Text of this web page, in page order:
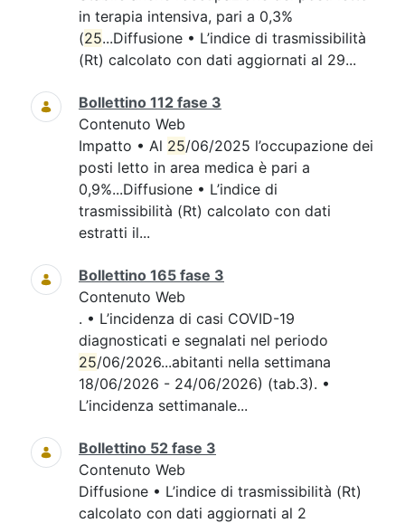
in terapia intensiva, pari a 0,3%
(25...Diffusione • L’indice di trasmissibilità
(Rt) calcolato con dati aggiornati al 29...
Bollettino 112 fase 3
Contenuto Web
Impatto • Al 25/06/2025 l’occupazione dei
posti letto in area medica è pari a
0,9%...Diffusione • L’indice di
trasmissibilità (Rt) calcolato con dati
estratti il...
Bollettino 165 fase 3
Contenuto Web
. • L’incidenza di casi COVID-19
diagnosticati e segnalati nel periodo
25/06/2026...abitanti nella settimana
18/06/2026 - 24/06/2026) (tab.3). •
L’incidenza settimanale...
Bollettino 52 fase 3
Contenuto Web
Diffusione • L’indice di trasmissibilità (Rt)
calcolato con dati aggiornati al 2